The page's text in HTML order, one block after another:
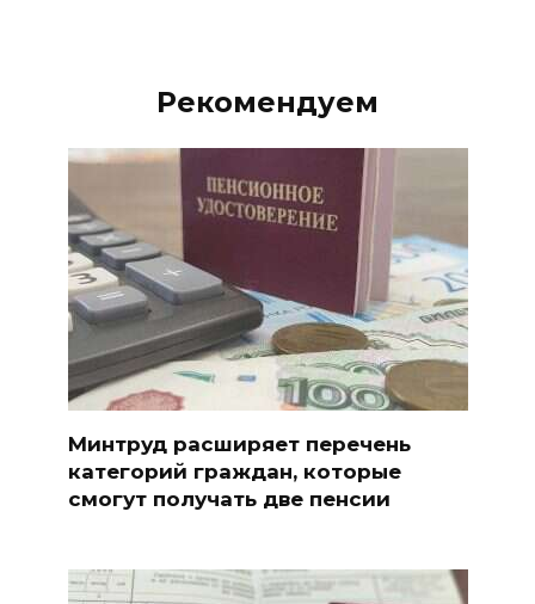
Рекомендуем
Минтруд расширяет перечень
категорий граждан, которые
смогут получать две пенсии